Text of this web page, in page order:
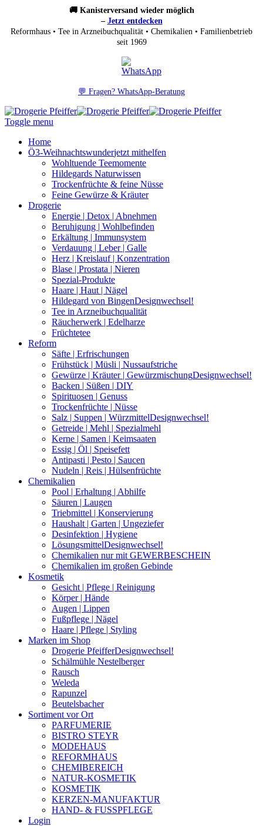
🚚 Kanisterversand wieder möglich
– Jetzt entdecken
Reformhaus • Tee in Arzneibuchqualität • Chemikalien • Familienbetrieb
seit 1969
💬 Fragen? WhatsApp-Beratung
Toggle menu
Home
Ö3-Weihnachtswunderjetzt mithelfen
Wohltuende Teemomente
Hildegards Naturwissen
Trockenfrüchte & feine Nüsse
Feine Gewürze & Kräuter
Drogerie
Energie | Detox | Abnehmen
Beruhigung | Wohlbefinden
Erkältung | Immunsystem
Verdauung | Leber | Galle
Herz | Kreislauf | Konzentration
Blase | Prostata | Nieren
Spezial-Produkte
Haare | Haut | Nägel
Hildegard von BingenDesignwechsel!
Tee in Arzneibuchqualität
Räucherwerk | Edelharze
Früchtetee
Reform
Säfte | Erfrischungen
Frühstück | Müsli | Nussaufstriche
Gewürze | Kräuter | GewürzmischungDesignwechsel!
Backen | Süßen | DIY
Spirituosen | Genuss
Trockenfrüchte | Nüsse
Salz | Suppen | WürzmittelDesignwechsel!
Getreide | Mehl | Spezialmehl
Kerne | Samen | Keimsaaten
Essig | Öl | Speisefett
Antipasti | Pesto | Saucen
Nudeln | Reis | Hülsenfrüchte
Chemikalien
Pool | Erhaltung | Abhilfe
Säuren | Laugen
Triebmittel | Konservierung
Haushalt | Garten | Ungeziefer
Desinfektion | Hygiene
LösungsmittelDesignwechsel!
Chemikalien nur mit GEWERBESCHEIN
Chemikalien im großen Gebinde
Kosmetik
Gesicht | Pflege | Reinigung
Körper | Hände
Augen | Lippen
Fußpflege | Nägel
Haare | Pflege | Styling
Marken im Shop
Drogerie PfeifferDesignwechsel!
Schälmühle Nestelberger
Rausch
Weleda
Rapunzel
Beutelsbacher
Sortiment vor Ort
PARFUMERIE
BISTRO STEYR
MODEHAUS
REFORMHAUS
CHEMIBEREICH
NATUR-KOSMETIK
KOSMETIK
KERZEN-MANUFAKTUR
HAND- & FUSSPFLEGE
Login